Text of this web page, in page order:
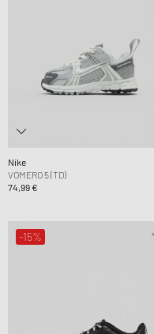
Nike
VOMERO 5 (TD)
74,99 €
-15%